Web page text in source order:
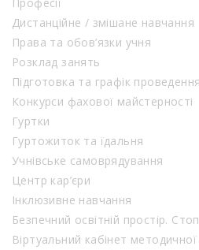
Дистанційне / змішане навчання
Права та обов’язки учня
Розклад занять
Підготовка та графік
Конкурси фахової майстерності
Гуртки
Гуртожиток та їдальня
Учнівське самоврядування
Центр кар’єри
Інклюзивне навчання
Безпечний освітній простір.
Віртуальний кабінет